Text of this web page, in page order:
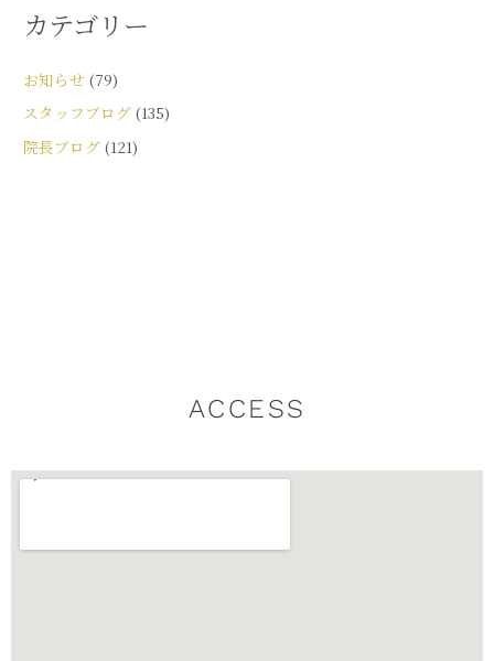
カテゴリー
お知らせ (79)
スタッフブログ (135)
院長ブログ (121)
ACCESS